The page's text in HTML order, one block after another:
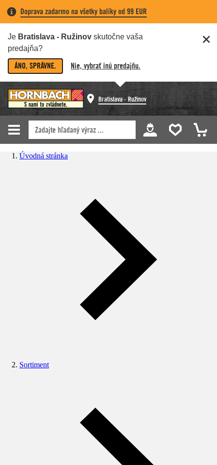
Doprava zadarmo na všetky balíky od 99 EUR
Je Bratislava - Ružinov skutočne vaša
predajňa?
ÁNO, SPRÁVNE. Nie, vybrať inú predajňu.
Bratislava - Ružinov
Úvodná stránka
Sortiment